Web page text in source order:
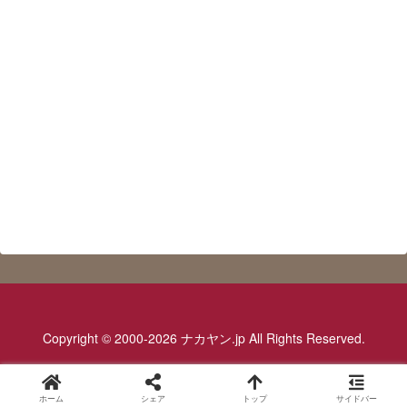
Copyright © 2000-2026 ナカヤン.jp All Rights Reserved.
ホーム シェア トップ サイドバー